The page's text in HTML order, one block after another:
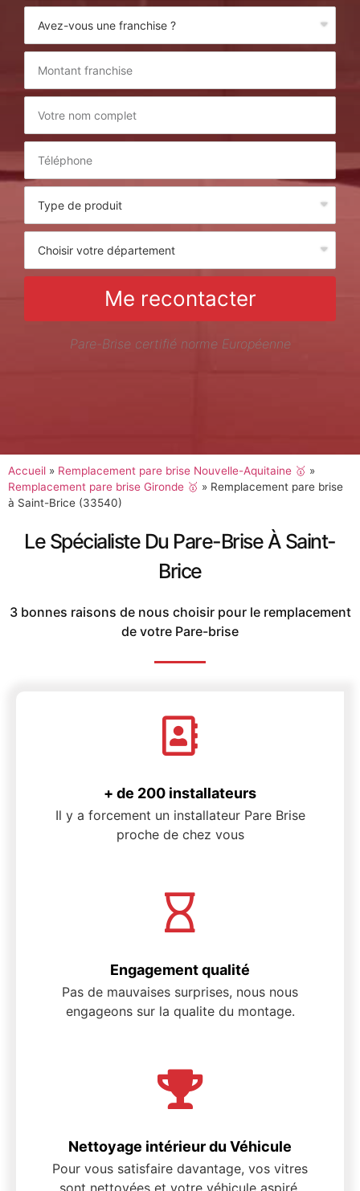
Me recontacter
Pare-Brise certifié norme Européenne
Accueil » Remplacement pare brise Nouvelle-Aquitaine 🥇 »
Remplacement pare brise Gironde 🥇 » Remplacement pare brise
à Saint-Brice (33540)
Le Spécialiste Du Pare-Brise À Saint-
Brice
3 bonnes raisons de nous choisir pour le remplacement
de votre Pare-brise
+ de 200 installateurs
Il y a forcement un installateur Pare Brise
proche de chez vous
Engagement qualité
Pas de mauvaises surprises, nous nous
engageons sur la qualite du montage.
Nettoyage intérieur du Véhicule
Pour vous satisfaire davantage, vos vitres
sont nettoyées et votre véhicule aspiré.